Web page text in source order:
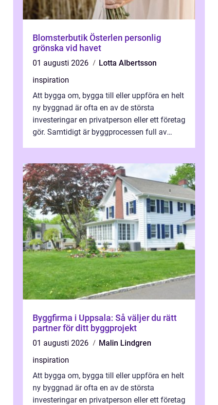
Blomsterbutik Österlen personlig
grönska vid havet
01 augusti 2026
Lotta Albertsson
inspiration
Att bygga om, bygga till eller uppföra en helt
ny byggnad är ofta en av de största
investeringar en privatperson eller ett företag
gör. Samtidigt är byggprocessen full av
Byggfirma i Uppsala: Så väljer du rätt
partner för ditt byggprojekt
01 augusti 2026
Malin Lindgren
inspiration
Att bygga om, bygga till eller uppföra en helt
ny byggnad är ofta en av de största
investeringar en privatperson eller ett företag